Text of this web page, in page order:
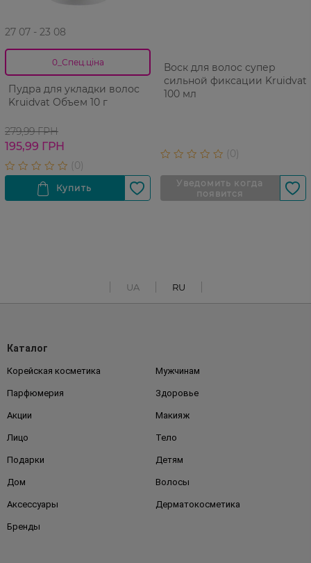
27 07 - 23 08
0_Спец.ціна
Пудра для укладки волос
Kruidvat Объем 10 г
279,99 ГРН
195,99 ГРН
Воск для волос супер
сильной фиксации Kruidvat
100 мл
UA RU
Каталог
Корейская косметика Мужчинам
Парфюмерия Здоровье
Акции Макияж
Лицо Тело
Подарки Детям
Дом Волосы
Аксессуары Дерматокосметика
Бренды